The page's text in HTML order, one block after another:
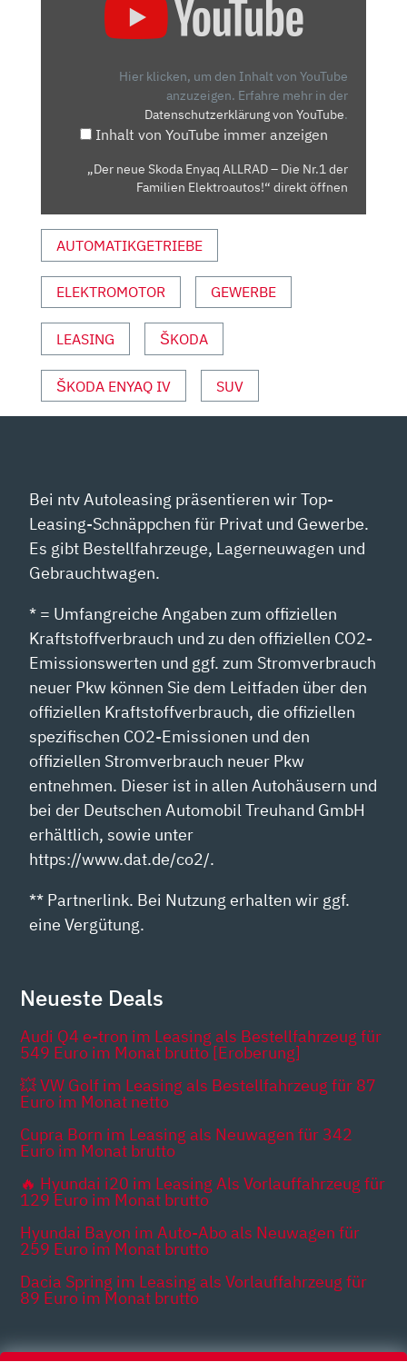
VON
YOUTUBE
Hier klicken, um den Inhalt von YouTube
anzuzeigen. Erfahre mehr in der
Datenschutzerklärung von YouTube.
Inhalt von YouTube immer anzeigen
„Der neue Skoda Enyaq ALLRAD – Die Nr.1 der
Familien Elektroautos!“ direkt öffnen
AUTOMATIKGETRIEBE
ELEKTROMOTOR GEWERBE
LEASING ŠKODA
ŠKODA ENYAQ IV SUV
Bei ntv Autoleasing präsentieren wir Top-
Leasing-Schnäppchen für Privat und Gewerbe.
Es gibt Bestellfahrzeuge, Lagerneuwagen und
Gebrauchtwagen.
* = Umfangreiche Angaben zum offiziellen
Kraftstoffverbrauch und zu den offiziellen CO2-
Emissionswerten und ggf. zum Stromverbrauch
neuer Pkw können Sie dem Leitfaden über den
offiziellen Kraftstoffverbrauch, die offiziellen
spezifischen CO2-Emissionen und den
offiziellen Stromverbrauch neuer Pkw
entnehmen. Dieser ist in allen Autohäusern und
bei der Deutschen Automobil Treuhand GmbH
erhältlich, sowie unter
https://www.dat.de/co2/.
** Partnerlink. Bei Nutzung erhalten wir ggf.
eine Vergütung.
Neueste Deals
Audi Q4 e-tron im Leasing als Bestellfahrzeug für
549 Euro im Monat brutto [Eroberung]
💥 VW Golf im Leasing als Bestellfahrzeug für 87
Euro im Monat netto
Cupra Born im Leasing als Neuwagen für 342
Euro im Monat brutto
🔥 Hyundai i20 im Leasing Als Vorlauffahrzeug für
129 Euro im Monat brutto
Hyundai Bayon im Auto-Abo als Neuwagen für
259 Euro im Monat brutto
Dacia Spring im Leasing als Vorlauffahrzeug für
89 Euro im Monat brutto